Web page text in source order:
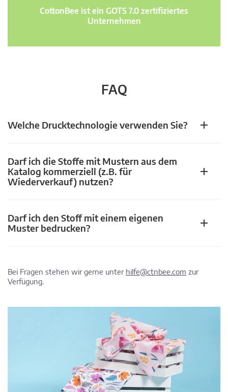
CottonBee ist ein GOTS 7.0 zertifiziertes
Unternehmen
FAQ
Welche Drucktechnologie verwenden Sie?
Darf ich die Stoffe mit Mustern aus dem
Katalog kommerziell (z.B. für
Wiederverkauf) nutzen?
Darf ich den Stoff mit einem eigenen
Muster bedrucken?
Bei Fragen stehen wir gerne unter hilfe@ctnbee.com zur
Verfügung.